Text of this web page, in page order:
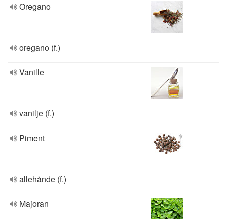
Oregano
oregano (f.)
Vanille
vanilje (f.)
Piment
allehånde (f.)
Majoran